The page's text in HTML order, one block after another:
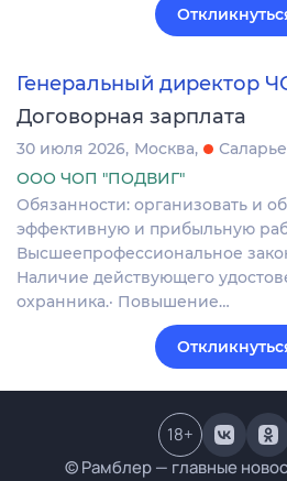
Генеральный директор
Договорная зарплата
30 июля 2026 Москва
ООО ЧОП "ПОДВИГ"
Обязанности: организовать и
эффективную и прибыльную
Высшеепрофессиональное
Наличие действующего
охранника.· Повышение…
© Рамблер — главные
18+